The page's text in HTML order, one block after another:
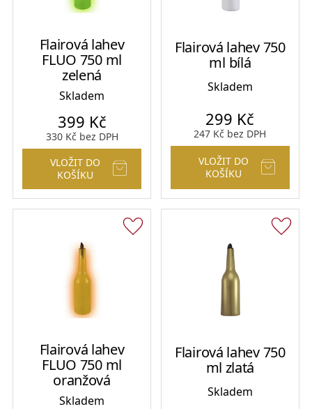
Flairová lahev
FLUO 750 ml
zelená
Skladem
399 Kč
330 Kčbez DPH
VLOŽIT DO
KOŠÍKU
Flairová lahev 750
ml bílá
Skladem
299 Kč
247 Kč bez DPH
VLOŽIT DO
KOŠÍKU
Flairová lahev
FLUO 750 ml
oranžová
Skladem
Flairová lahev 750
ml zlatá
Skladem